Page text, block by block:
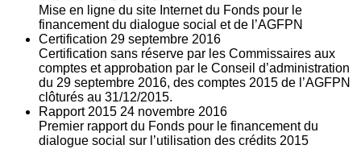
Mise en ligne du site Internet du Fonds pour le
financement du dialogue social et de l’AGFPN
Certification 29 septembre 2016
Certification sans réserve par les Commissaires aux
comptes et approbation par le Conseil d’administration
du 29 septembre 2016, des comptes 2015 de l’AGFPN
clôturés au 31/12/2015.
Rapport 2015 24 novembre 2016
Premier rapport du Fonds pour le financement du
dialogue social sur l’utilisation des crédits 2015